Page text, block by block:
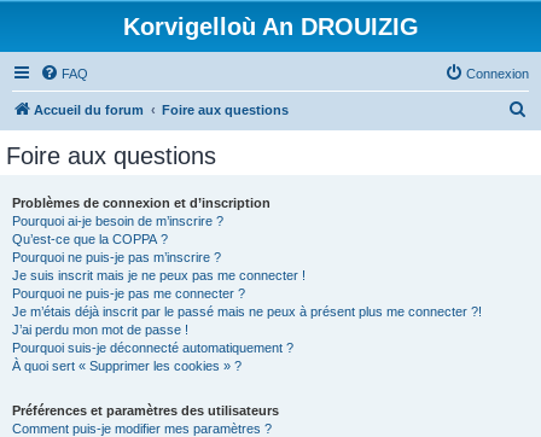
Korvigelloù An DROUIZIG
FAQ Connexion
Accueil du forum Foire aux questions
Foire aux questions
Problèmes de connexion et d’inscription
Pourquoi ai-je besoin de m’inscrire ?
Qu’est-ce que la COPPA ?
Pourquoi ne puis-je pas m’inscrire ?
Je suis inscrit mais je ne peux pas me connecter !
Pourquoi ne puis-je pas me connecter ?
Je m’étais déjà inscrit par le passé mais ne peux à présent plus me connecter ?!
J’ai perdu mon mot de passe !
Pourquoi suis-je déconnecté automatiquement ?
À quoi sert « Supprimer les cookies » ?
Préférences et paramètres des utilisateurs
Comment puis-je modifier mes paramètres ?